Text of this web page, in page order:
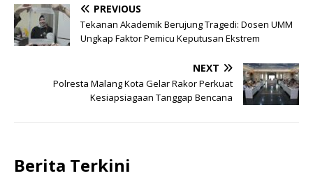
PREVIOUS
Tekanan Akademik Berujung Tragedi: Dosen UMM
Ungkap Faktor Pemicu Keputusan Ekstrem
NEXT
Polresta Malang Kota Gelar Rakor Perkuat
Kesiapsiagaan Tanggap Bencana
Berita Terkini